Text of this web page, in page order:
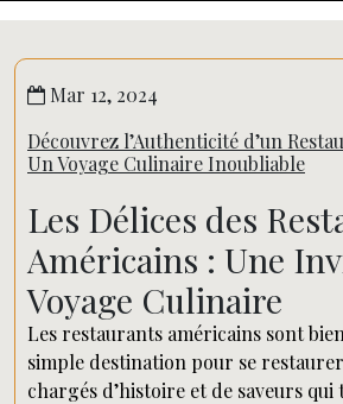
Mar 12, 2024
Découvrez l’Authenticité d’un
Un Voyage Culinaire Inoubliable
Les Délices des
Américains : Une
Voyage Culinaire
Les restaurants américains sont
simple destination pour se
chargés d’histoire et de saveurs